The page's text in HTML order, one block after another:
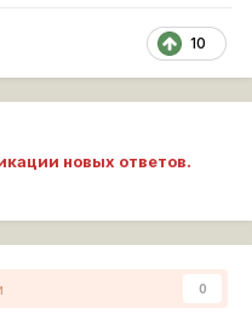
10
новых ответов.
0